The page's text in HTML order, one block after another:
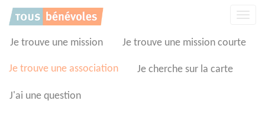
Je trouve une mission Je trouve une mission courte
Je trouve une association Je cherche sur la carte
J'ai une question
Panneau de gestion des cookies